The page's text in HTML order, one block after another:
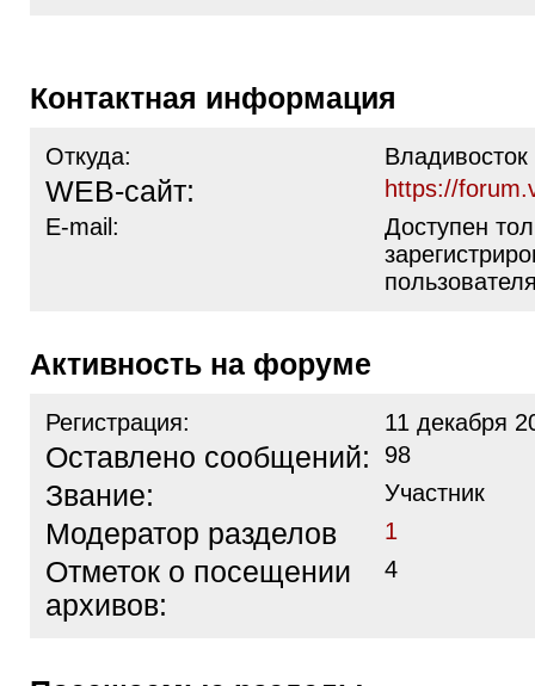
Контактная информация
Откуда: Владивосток
WEB-сайт:
https://
E-mail:
Доступен
Активность на форуме
Регистрация: 11 декабря
Оставлено сообщений: 98
Звание: Участник
Модератор разделов 1
Отметок о посещении
архивов:
4